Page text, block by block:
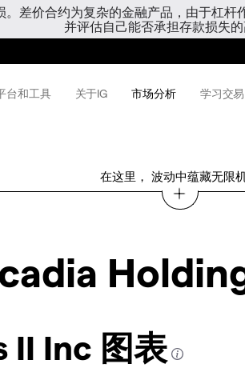
差价合约为复杂的金融产品，由于杠
并评估自己能否承担存款损失的
台和工具 关于IG 市场分析 学习交易
在这里， 波动中蕴藏无限
II Inc 图表